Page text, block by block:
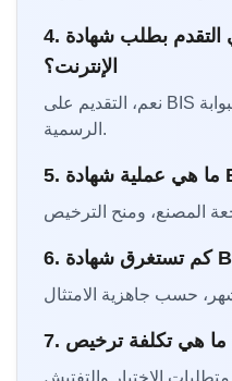
4. هل يمكنني التقدم بطلب شهادة BIS عبر
الإنترنت؟
نعم، التقديم على BIS عبر الإنترنت من خلال البوابة
الرسمية.